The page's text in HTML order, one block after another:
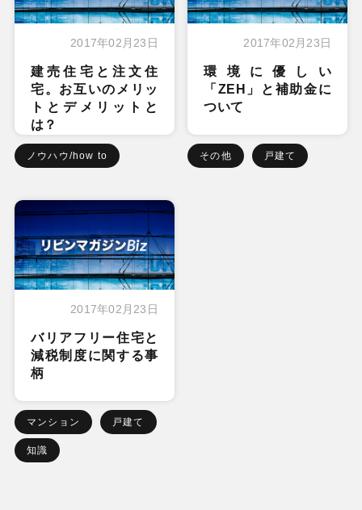
2017年02月23日
建売住宅と注文住
宅。お互いのメリッ
トとデメリットと
は？
ノウハウ/how to
2017年02月23日
環境に優しい
「ZEH」と補助金に
ついて
その他 戸建て
2017年02月23日
バリアフリー住宅と
減税制度に関する事
柄
マンション 戸建て
知識